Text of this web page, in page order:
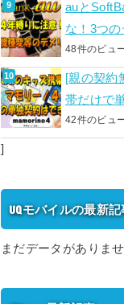
auと
な！3つ
48件のビュ
[親の契約
帯だけで
42件のビュ
]
UQモバイルの最新記
まだデータがありませ